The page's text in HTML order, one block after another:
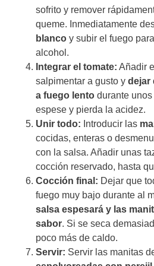
sofrito y remover
queme. Inmediatamente
blanco y subir el fuego
alcohol.
Integrar el tomate: Añadir
salpimentar a gusto y dejar
a fuego lento durante
espese y pierda la acidez.
Unir todo: Introducir las
cocidas, enteras o
con la salsa. Añadir unas
cocción reservado, hasta
Cocción final: Dejar que
fuego muy bajo durante al
salsa espesará y las
sabor. Si se seca
poco más de caldo.
Servir: Servir las manitas